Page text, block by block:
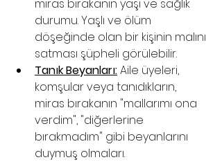
miras bırakanın yaşı ve sağlık
durumu. Yaşlı ve ölüm
döşeğinde olan bir kişinin malını
satması şüpheli görülebilir.
Tanık Beyanları: Aile üyeleri,
komşular veya tanıdıkların,
miras bırakanın "mallarımı ona
verdim", "diğerlerine
bırakmadım" gibi beyanlarını
duymuş olmaları.